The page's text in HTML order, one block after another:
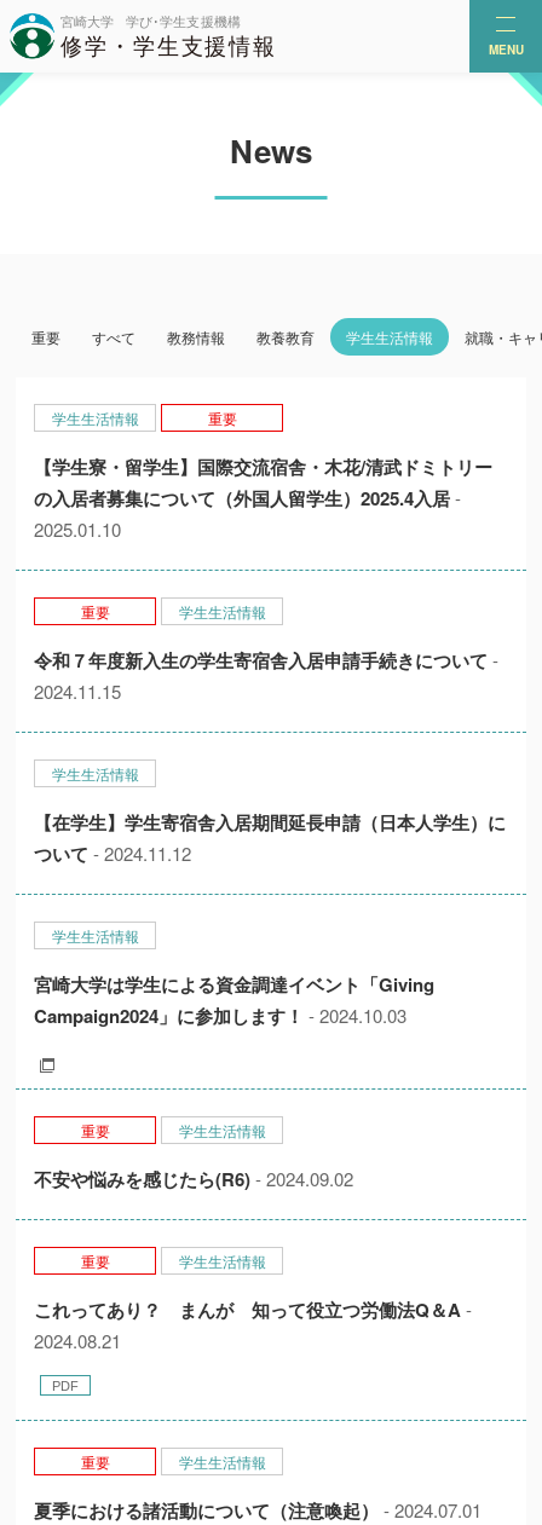
MENU
News
重要 すべて 教務情報 教養教育 学生生活情報 就職・キャ
学生生活情報 重要
【学生寮・留学生】国際交流宿舎・木花/清武ドミトリー
の入居者募集について（外国人留学生）2025.4入居-
2025.01.10
重要 学生生活情報
令和７年度新入生の学生寄宿舎入居申請手続きについて-
2024.11.15
学生生活情報
【在学生】学生寄宿舎入居期間延長申請（日本人学生）に
ついて - 2024.11.12
学生生活情報
宮崎大学は学生による資金調達イベント「Giving
Campaign2024」に参加します！ - 2024.10.03
重要 学生生活情報
不安や悩みを感じたら(R6)- 2024.09.02
重要 学生生活情報
これってあり？ まんが 知って役立つ労働法Q＆A-
2024.08.21
重要 学生生活情報
夏季における諸活動について（注意喚起） - 2024.07.01